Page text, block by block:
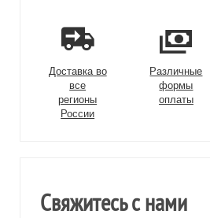
Доставка во
все
регионы
России
Различные
формы
оплаты
Свяжитесь с нами